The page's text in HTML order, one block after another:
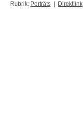
Rubrik: Porträts Direktlink